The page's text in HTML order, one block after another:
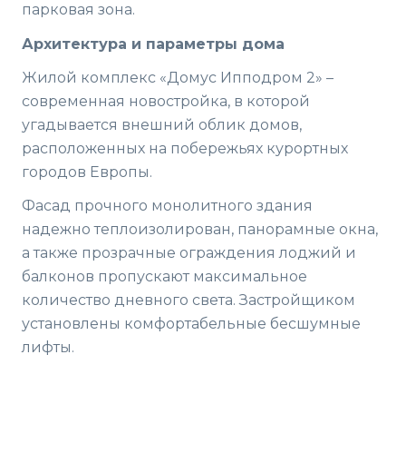
парковая зона.
Архитектура и параметры дома
Жилой комплекс «Домус Ипподром 2» –
современная новостройка, в которой
угадывается внешний облик домов,
расположенных на побережьях курортных
городов Европы.
Фасад прочного монолитного здания
надежно теплоизолирован, панорамные окна,
а также прозрачные ограждения лоджий и
балконов пропускают максимальное
количество дневного света. Застройщиком
установлены комфортабельные бесшумные
лифты.